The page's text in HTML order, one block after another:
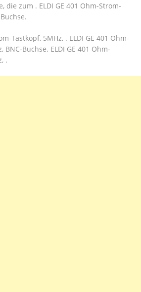
die zum . ELDI GE 401 Ohm-Strom-
Tastkopf, 5MHz, . ELDI GE 401 Ohm-
BNC-Buchse. ELDI GE 401 Ohm-
.